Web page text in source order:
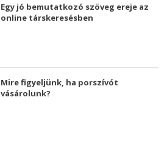
Egy jó bemutatkozó szöveg ereje az
online társkeresésben
Mire figyeljünk, ha porszívót
vásárolunk?